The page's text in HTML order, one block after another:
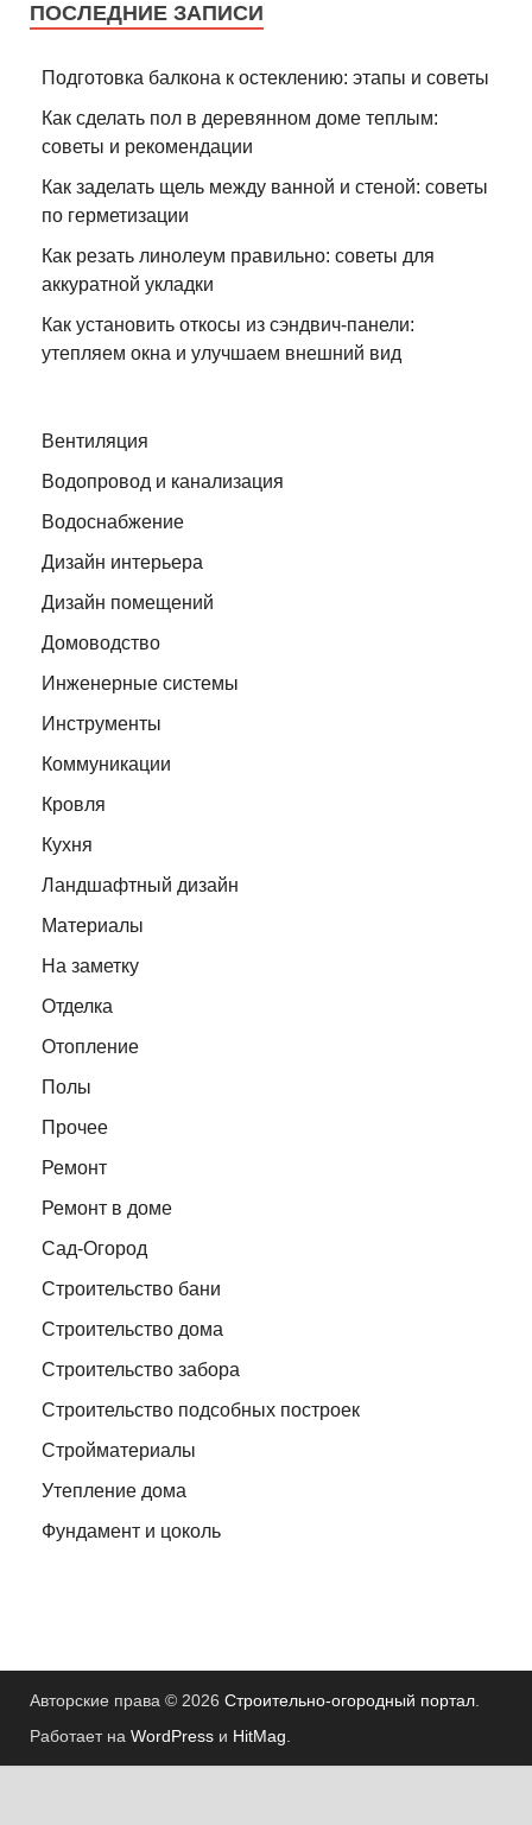
ПОСЛЕДНИЕ ЗАПИСИ
Подготовка балкона к остеклению: этапы и советы
Как сделать пол в деревянном доме теплым:
советы и рекомендации
Как заделать щель между ванной и стеной: советы
по герметизации
Как резать линолеум правильно: советы для
аккуратной укладки
Как установить откосы из сэндвич-панели:
утепляем окна и улучшаем внешний вид
Вентиляция
Водопровод и канализация
Водоснабжение
Дизайн интерьера
Дизайн помещений
Домоводство
Инженерные системы
Инструменты
Коммуникации
Кровля
Кухня
Ландшафтный дизайн
Материалы
На заметку
Отделка
Отопление
Полы
Прочее
Ремонт
Ремонт в доме
Сад-Огород
Строительство бани
Строительство дома
Строительство забора
Строительство подсобных построек
Стройматериалы
Утепление дома
Фундамент и цоколь
Авторские права © 2026 Строительно-огородный портал
Работает на WordPress и HitMag